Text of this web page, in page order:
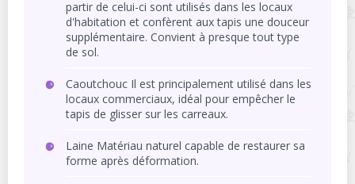
partir de celui-ci sont utilisés dans les locaux
d'habitation et confèrent aux tapis une douceur
supplémentaire. Convient à presque tout type
de sol.
Caoutchouc Il est principalement utilisé dans les
locaux commerciaux, idéal pour empêcher le
tapis de glisser sur les carreaux.
Laine Matériau naturel capable de restaurer sa
forme après déformation.